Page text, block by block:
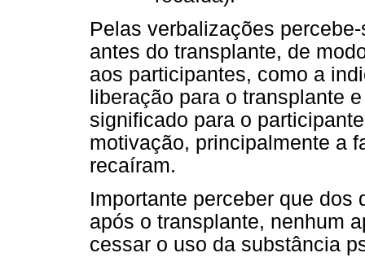
Pelas verbalizações
antes do transplante, de
aos participantes, como a
liberação para o transplante
significado para o
motivação, principalmente a
recaíram.
Importante perceber que dos
após o transplante, nenhum
cessar o uso da substância